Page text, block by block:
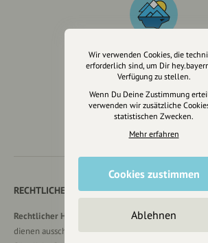
Wir sind auch auf
RECHTLICHER HINWEIS UND
Rechtlicher Hinweis:
Die auf dieser Website
dienen ausschließlich der allgemeinen Information
Wir verwenden Cookies, die
erforderlich sind, um Dir
Verfügung zu stellen.
Wenn Du Deine Zustimmung
verwenden wir zusätzliche
statistischen Zwecken.
Mehr erfahren
Cookies zustimmen
Ablehnen